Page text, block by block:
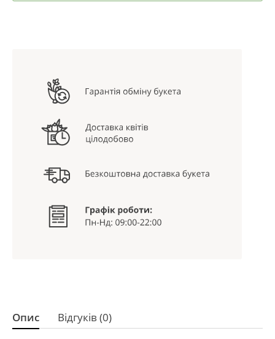
Опис Відгуків (0)